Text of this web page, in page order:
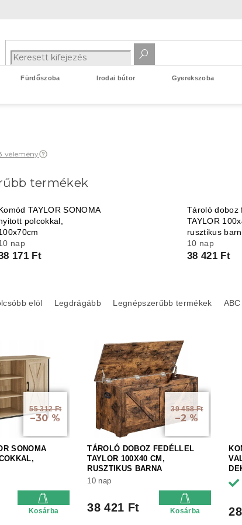
Fürdőszoba Irodai bútor Gyerekszoba
vélemény
termékek
TAYLOR SONOMA
polcokkal,
nap
171 Ft
Tároló doboz
TAYLOR
rusztikus
10 nap
38 421 Ft
elöl Legdrágább Legnépszerűbb termékek
55 312 Ft
–30 %
SONOMA
Kosárba
39 458 Ft
–2 %
TÁROLÓ DOBOZ FEDÉLLEL
TAYLOR 100X40 CM,
RUSZTIKUS BARNA
10 nap
38 421 Ft Kosárba